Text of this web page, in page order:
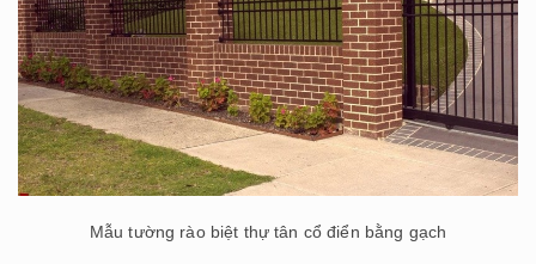
Mẫu tường rào biệt thự tân cổ điển bằng gạch